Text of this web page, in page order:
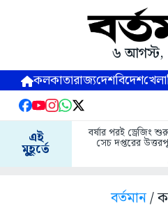
৬ আগস্ট,
কলকাতারাজ্যদেশবিদেশখেলা
এই
মুহূর্তে
বর্ষার পরই ড্রেজিং
সেচ দপ্তরের
বর্তমান/